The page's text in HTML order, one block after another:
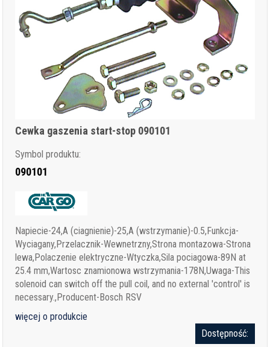
Cewka gaszenia start-stop 090101
Symbol produktu:
090101
Napiecie-24,A (ciagnienie)-25,A (wstrzymanie)-0.5,Funkcja-
Wyciagany,Przelacznik-Wewnetrzny,Strona montazowa-Strona
lewa,Polaczenie elektryczne-Wtyczka,Sila pociagowa-89N at
25.4 mm,Wartosc znamionowa wstrzymania-178N,Uwaga-This
solenoid can switch off the pull coil, and no external 'control' is
necessary.,Producent-Bosch RSV
więcej o produkcie
Dostępność: